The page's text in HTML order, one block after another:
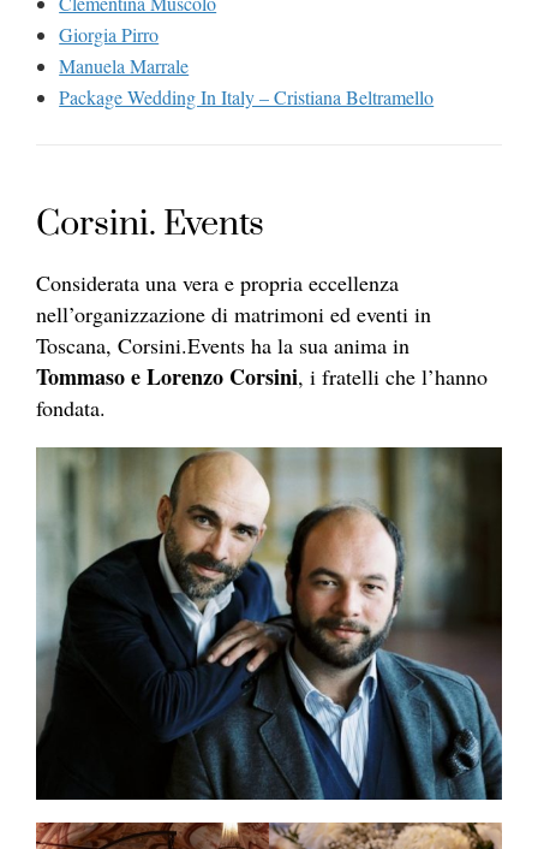
Giorgia Pirro
Manuela Marrale
Package Wedding In Italy – Cristiana Beltramello
Corsini. Events
Considerata una vera e propria eccellenza
nell’organizzazione di matrimoni ed eventi in
Toscana, Corsini.Events ha la sua anima in
Tommaso e Lorenzo Corsini, i fratelli che l’hanno
fondata.